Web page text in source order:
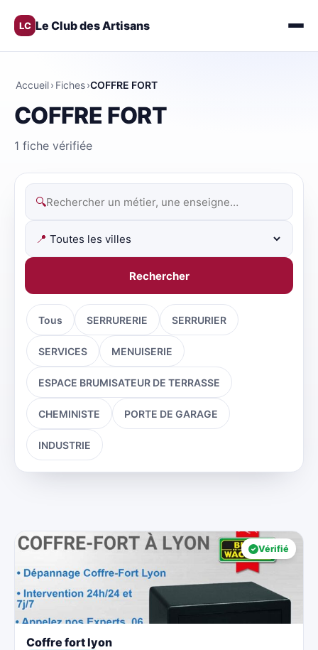
LC Le Club des Artisans
Accueil› Fiches›COFFRE FORT
COFFRE FORT
1 fiche vérifiée
🔍
📍
Rechercher
Tous SERRURERIE SERRURIER
SERVICES MENUISERIE
ESPACE BRUMISATEUR DE TERRASSE
CHEMINISTE PORTE DE GARAGE
INDUSTRIE
Vérifié
Coffre fort lyon